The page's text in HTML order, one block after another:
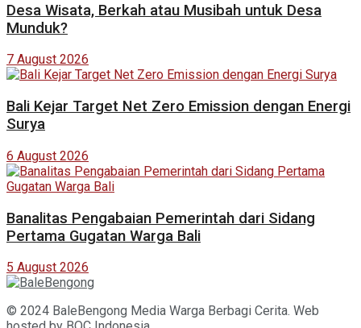
Desa Wisata, Berkah atau Musibah untuk Desa
Munduk?
7 August 2026
Bali Kejar Target Net Zero Emission dengan Energi
Surya
6 August 2026
Banalitas Pengabaian Pemerintah dari Sidang
Pertama Gugatan Warga Bali
5 August 2026
© 2024 BaleBengong Media Warga Berbagi Cerita. Web